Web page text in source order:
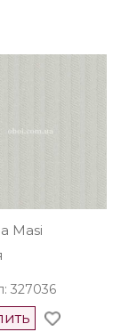
Masi
327036